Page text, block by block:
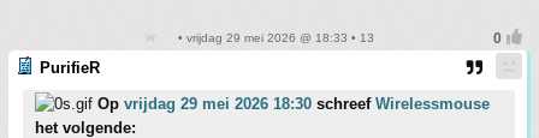
• vrijdag 29 mei 2026 @ 18:33 • 13
PurifieR
Op vrijdag 29 mei 2026 18:30 schreef Wirelessmouse
het volgende: